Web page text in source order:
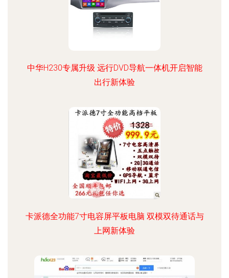
中华H230专属升级 远行DVD导航一体机开启智能
出行新体验
卡派德全功能7寸电容屏平板电脑 双模双待通话与
上网新体验